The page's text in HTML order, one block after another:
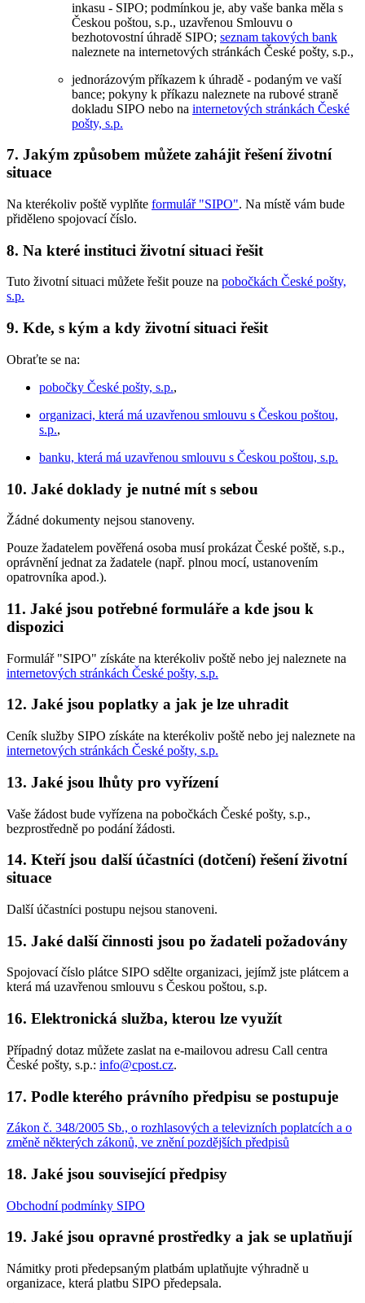
inkasu - SIPO; podmínkou je, aby vaše banka měla s
Českou poštou, s.p., uzavřenou Smlouvu o
bezhotovostní úhradě SIPO; seznam takových bank
naleznete na internetových stránkách České pošty, s.p.,
jednorázovým příkazem k úhradě - podaným ve vaší
bance; pokyny k příkazu naleznete na rubové straně
dokladu SIPO nebo na internetových stránkách České
pošty, s.p.
7. Jakým způsobem můžete zahájit řešení životní
situace
Na kterékoliv poště vyplňte formulář "SIPO". Na místě vám bude
přiděleno spojovací číslo.
8. Na které instituci životní situaci řešit
Tuto životní situaci můžete řešit pouze na pobočkách České pošty,
s.p.
9. Kde, s kým a kdy životní situaci řešit
Obraťte se na:
pobočky České pošty, s.p.,
organizaci, která má uzavřenou smlouvu s Českou poštou,
s.p.,
banku, která má uzavřenou smlouvu s Českou poštou, s.p.
10. Jaké doklady je nutné mít s sebou
Žádné dokumenty nejsou stanoveny.
Pouze žadatelem pověřená osoba musí prokázat České poště, s.p.,
oprávnění jednat za žadatele (např. plnou mocí, ustanovením
opatrovníka apod.).
11. Jaké jsou potřebné formuláře a kde jsou k
dispozici
Formulář "SIPO" získáte na kterékoliv poště nebo jej naleznete na
internetových stránkách České pošty, s.p.
12. Jaké jsou poplatky a jak je lze uhradit
Ceník služby SIPO získáte na kterékoliv poště nebo jej naleznete na
internetových stránkách České pošty, s.p.
13. Jaké jsou lhůty pro vyřízení
Vaše žádost bude vyřízena na pobočkách České pošty, s.p.,
bezprostředně po podání žádosti.
14. Kteří jsou další účastníci (dotčení) řešení životní
situace
Další účastníci postupu nejsou stanoveni.
15. Jaké další činnosti jsou po žadateli požadovány
Spojovací číslo plátce SIPO sdělte organizaci, jejímž jste plátcem a
která má uzavřenou smlouvu s Českou poštou, s.p.
16. Elektronická služba, kterou lze využít
Případný dotaz můžete zaslat na e-mailovou adresu Call centra
České pošty, s.p.: info@cpost.cz.
17. Podle kterého právního předpisu se postupuje
Zákon č. 348/2005 Sb., o rozhlasových a televizních poplatcích a o
změně některých zákonů, ve znění pozdějších předpisů
18. Jaké jsou související předpisy
Obchodní podmínky SIPO
19. Jaké jsou opravné prostředky a jak se uplatňují
Námitky proti předepsaným platbám uplatňujte výhradně u
organizace, která platbu SIPO předepsala.